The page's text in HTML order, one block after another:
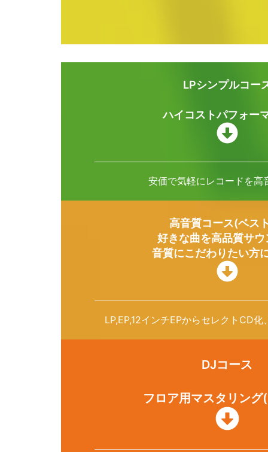
LPシンプルコー
ハイコストパフォー
安価で気軽にレコードを高
高音質コース(ベス
好きな曲を高品質サウ
音質にこだわりたい方
LP,EP,12インチEPからセレクトCD
DJコース
フロア用マスタリング